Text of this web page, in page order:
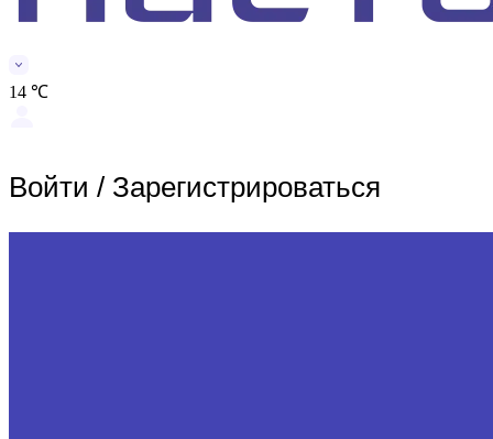
14 ℃
Войти / Зарегистрироваться